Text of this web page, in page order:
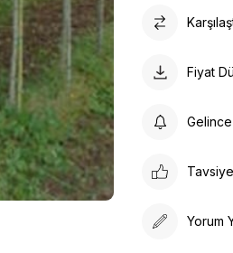
Fiyat
Yorum